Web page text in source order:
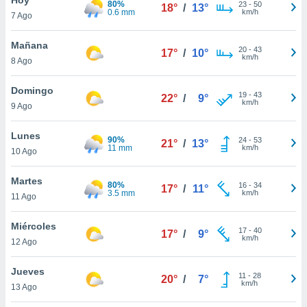
y
en
más
de
7 Ago
80%
0.6 mm
18° / 13° 23- 50
km/h
Mañana
8 Ago
17° / 10° 20- 43
km/h
Domingo
9 Ago
22° / 9° 19- 43
km/h
Lunes
10 Ago
90%
11 mm
21° / 13° 24- 53
km/h
Martes
11 Ago
80%
3.5 mm
17° / 11° 16- 34
km/h
Miércoles
12 Ago
17° / 9° 17- 40
km/h
Jueves
13 Ago
20° / 7° 11 - 28
km/h